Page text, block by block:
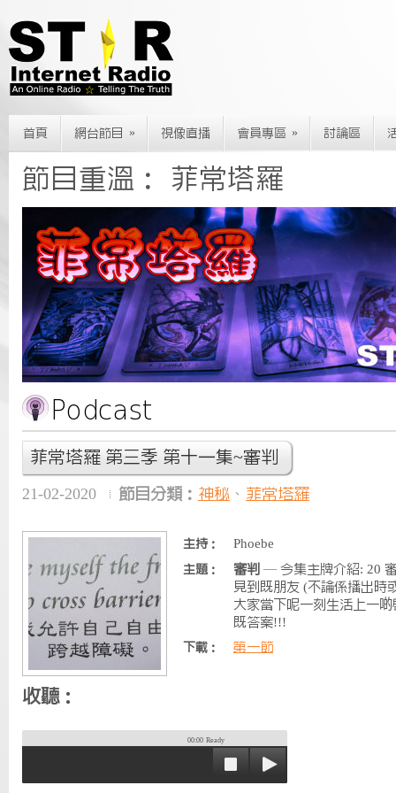
首頁 網台節目 » 視像直播 會員專區 » 討論區
節目重溫： 菲常塔羅
菲常塔羅 第三季 第十一集~審判
21-02-2020 節目分類： 神秘 、 菲常塔羅
主持： Phoebe
主題： 審判 — 今集主牌介紹: 20
見到既朋友 (不論係播出時
大家當下呢一刻生活上一
既答案!!!
下載： 第一節
收聽：
00:00 Ready